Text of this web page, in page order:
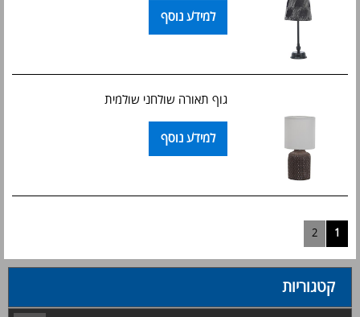
למידע נוסף
גוף תאורה שולחני שולמית
למידע נוסף
1
2
קטגוריות